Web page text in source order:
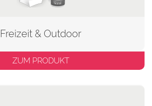
Freizeit & Outdoor
ZUM PRODUKT